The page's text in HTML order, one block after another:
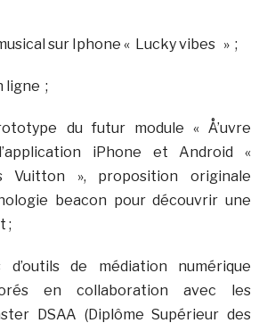
sur Iphone « Lucky vibes » ;
ligne ;
du futur module « Å’uvre
iPhone et Android «
Vuitton », proposition originale
beacon pour découvrir une
;
de médiation numérique
en collaboration avec les
DSAA (Diplôme Supérieur des